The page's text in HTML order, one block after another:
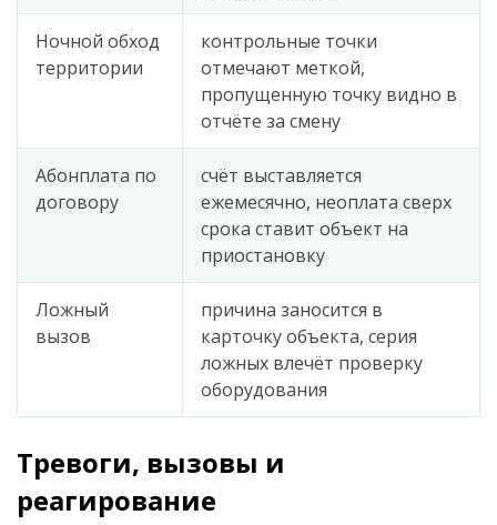
Ночной обход
территории
контрольные точки
отмечают меткой,
пропущенную точку видно в
отчёте за смену
Абонплата по
договору
счёт выставляется
ежемесячно, неоплата сверх
срока ставит объект на
приостановку
Ложный
вызов
причина заносится в
карточку объекта, серия
ложных влечёт проверку
оборудования
Тревоги, вызовы и
реагирование